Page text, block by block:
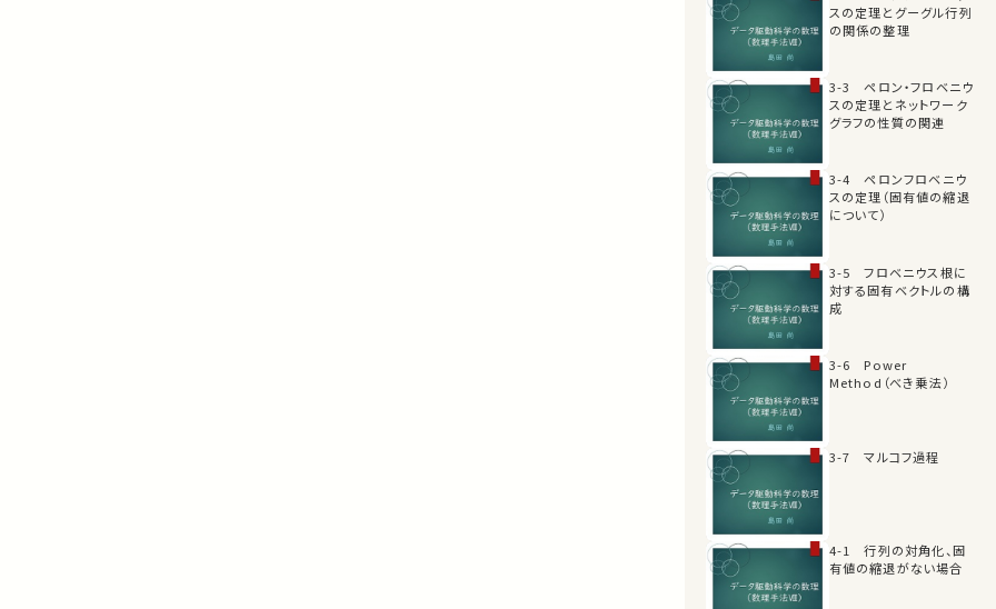
スの定理とグーグル行列
の関係の整理
3-3 ペロン・フロベニウ
スの定理とネットワーク
グラフの性質の関連
3-4 ペロンフロベニウ
スの定理（固有値の縮退
について）
3-5 フロベニウス根に
対する固有ベクトルの構
成
3-6 Power
Method（べき乗法）
3-7 マルコフ過程
4-1 行列の対角化、固
有値の縮退がない場合